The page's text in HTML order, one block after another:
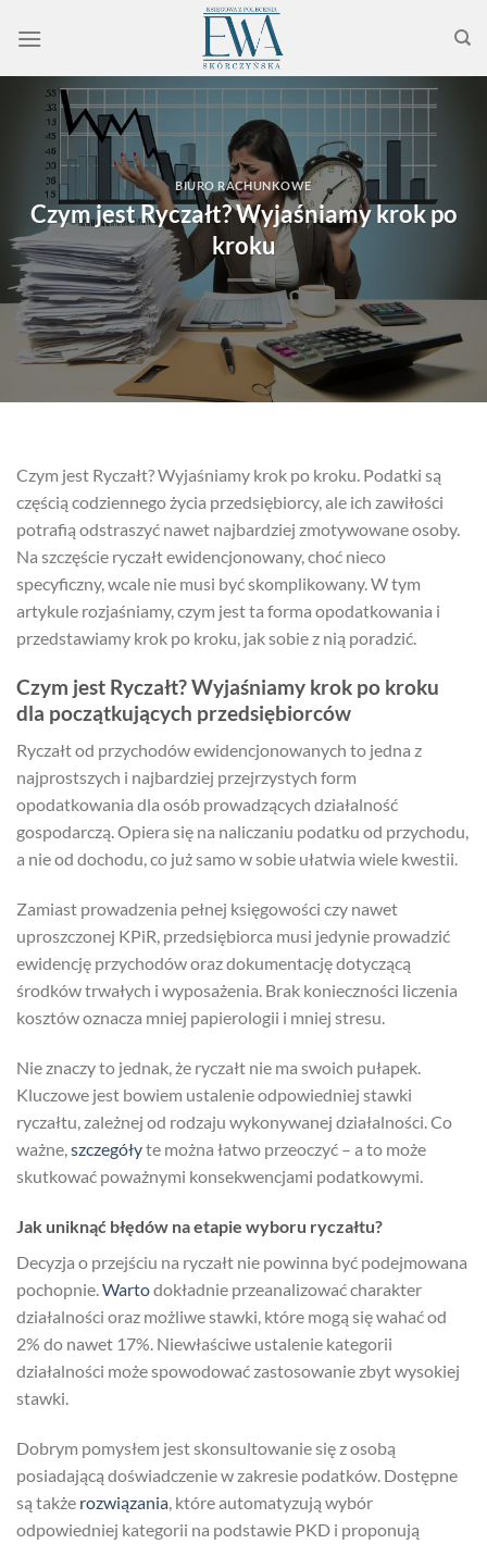
BIURO RACHUNKOWE
Czym jest Ryczałt? Wyjaśniamy krok po
kroku
Czym jest Ryczałt? Wyjaśniamy krok po kroku. Podatki są
częścią codziennego życia przedsiębiorcy, ale ich zawiłości
potrafią odstraszyć nawet najbardziej zmotywowane osoby.
Na szczęście ryczałt ewidencjonowany, choć nieco
specyficzny, wcale nie musi być skomplikowany. W tym
artykule rozjaśniamy, czym jest ta forma opodatkowania i
przedstawiamy krok po kroku, jak sobie z nią poradzić.
Czym jest Ryczałt? Wyjaśniamy krok po kroku
dla początkujących przedsiębiorców
Ryczałt od przychodów ewidencjonowanych to jedna z
najprostszych i najbardziej przejrzystych form
opodatkowania dla osób prowadzących działalność
gospodarczą. Opiera się na naliczaniu podatku od przychodu,
a nie od dochodu, co już samo w sobie ułatwia wiele kwestii.
Zamiast prowadzenia pełnej księgowości czy nawet
uproszczonej KPiR, przedsiębiorca musi jedynie prowadzić
ewidencję przychodów oraz dokumentację dotyczącą
środków trwałych i wyposażenia. Brak konieczności liczenia
kosztów oznacza mniej papierologii i mniej stresu.
Nie znaczy to jednak, że ryczałt nie ma swoich pułapek.
Kluczowe jest bowiem ustalenie odpowiedniej stawki
ryczałtu, zależnej od rodzaju wykonywanej działalności. Co
ważne,szczegółyte można łatwo przeoczyć – a to może
skutkować poważnymi konsekwencjami podatkowymi.
Jak uniknąć błędów na etapie wyboru ryczałtu?
Decyzja o przejściu na ryczałt nie powinna być podejmowana
pochopnie. Wartodokładnie przeanalizować charakter
działalności oraz możliwe stawki, które mogą się wahać od
2% do nawet 17%. Niewłaściwe ustalenie kategorii
działalności może spowodować zastosowanie zbyt wysokiej
stawki.
Dobrym pomysłem jest skonsultowanie się z osobą
posiadającą doświadczenie w zakresie podatków. Dostępne
są także rozwiązania , które automatyzują wybór
odpowiedniej kategorii na podstawie PKD i proponują